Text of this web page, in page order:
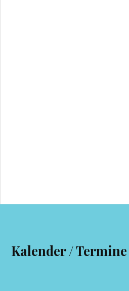
Kalender / Termine